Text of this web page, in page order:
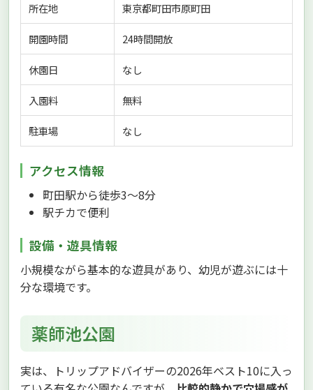
所在地 東京都町田市原町田
開園時間 24時間開放
休園日 なし
入園料 無料
駐車場 なし
アクセス情報
町田駅から徒歩3〜8分
駅チカで便利
設備・遊具情報
小規模ながら基本的な遊具があり、幼児が遊ぶには十
分な環境です。
薬師池公園
実は、トリップアドバイザーの2026年ベスト10に入っ